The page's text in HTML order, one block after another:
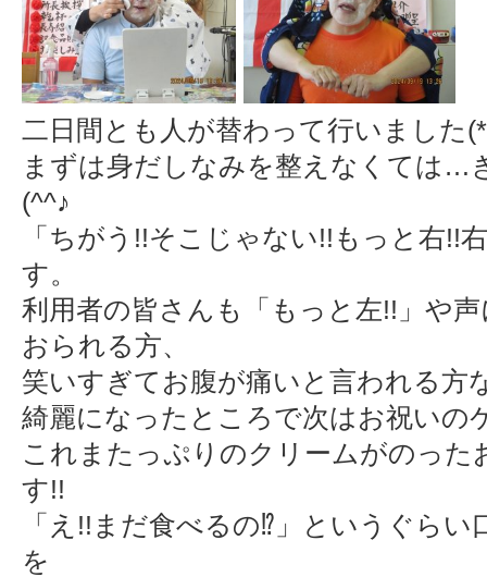
二日間とも人が替わって行いました
まずは身だしなみを整えなくては…
(^^♪
「ちがう!!そこじゃない!!もっと右!!
す。
利用者の皆さんも「もっと左!!」や
おられる方、
笑いすぎてお腹が痛いと言われる方
綺麗になったところで次はお祝いの
これまたっぷりのクリームがのった
す!!
「え!!まだ食べるの⁉」というぐら
を